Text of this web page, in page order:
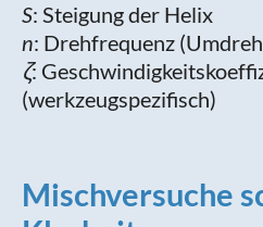
S: Steigung der Helix
n: Drehfrequenz
ζ:
(werkzeugspezifisch)
Mischversuche